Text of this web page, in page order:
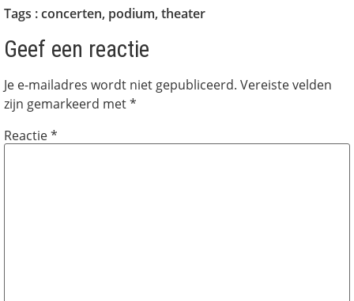
Tags :concerten, podium, theater
Geef een reactie
Je e-mailadres wordt niet gepubliceerd. Vereiste velden
zijn gemarkeerd met*
Reactie*